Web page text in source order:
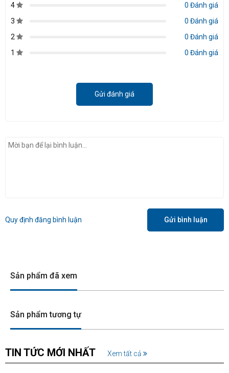
4
0 Đánh giá
3
0 Đánh giá
2
0 Đánh giá
1
0 Đánh giá
Gửi đánh giá
Quy định đăng bình luận Gửi bình luận
Sản phẩm đã xem
Sản phẩm tương tự
TIN TỨC MỚI NHẤT Xem tất cả